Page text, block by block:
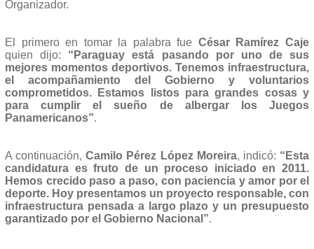
Organizador.
El primero en tomar la palabra fue César Ramírez Caje
quien dijo: “Paraguay está pasando por uno de sus
mejores momentos deportivos. Tenemos infraestructura,
el acompañamiento del Gobierno y voluntarios
comprometidos. Estamos listos para grandes cosas y
para cumplir el sueño de albergar los Juegos
Panamericanos”.
A continuación,Camilo Pérez López Moreira, indicó: “Esta
candidatura es fruto de un proceso iniciado en 2011.
Hemos crecido paso a paso, con paciencia y amor por el
deporte. Hoy presentamos un proyecto responsable, con
infraestructura pensada a largo plazo y un presupuesto
garantizado por el Gobierno Nacional”.